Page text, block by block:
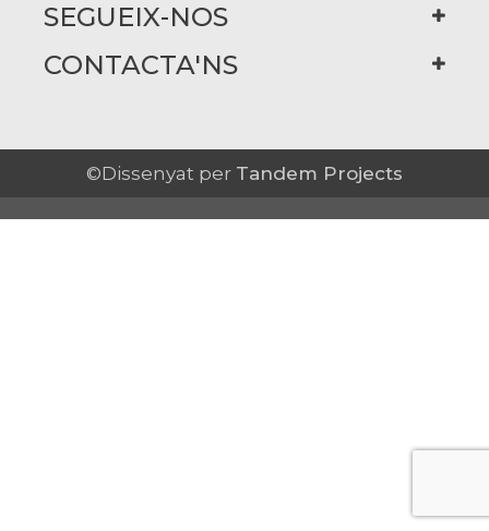
SEGUEIX-NOS
CONTACTA'NS
©Dissenyat per Tandem Projects